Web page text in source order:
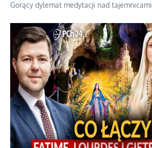
Gorący dylemat medytacji nad tajemnicami.